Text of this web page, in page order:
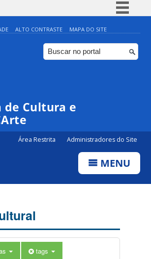
Simplifique!
Comunica BR
Participe
ALTO CONTRASTE MAPA DO SITE
de Cultura e
Área Restrita Administradores do Site
MENU
tags